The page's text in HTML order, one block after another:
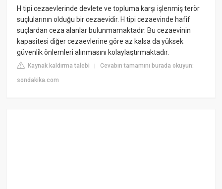
H tipi cezaevlerinde devlete ve topluma karşı işlenmiş terör
suçlularının olduğu bir cezaevidir. H tipi cezaevinde hafif
suçlardan ceza alanlar bulunmamaktadır. Bu cezaevinin
kapasitesi diğer cezaevlerine göre az kalsa da yüksek
güvenlik önlemleri alınmasını kolaylaştırmaktadır.
Kaynak kaldırma talebi |Cevabın tamamını burada okuyun:
sondakika.com